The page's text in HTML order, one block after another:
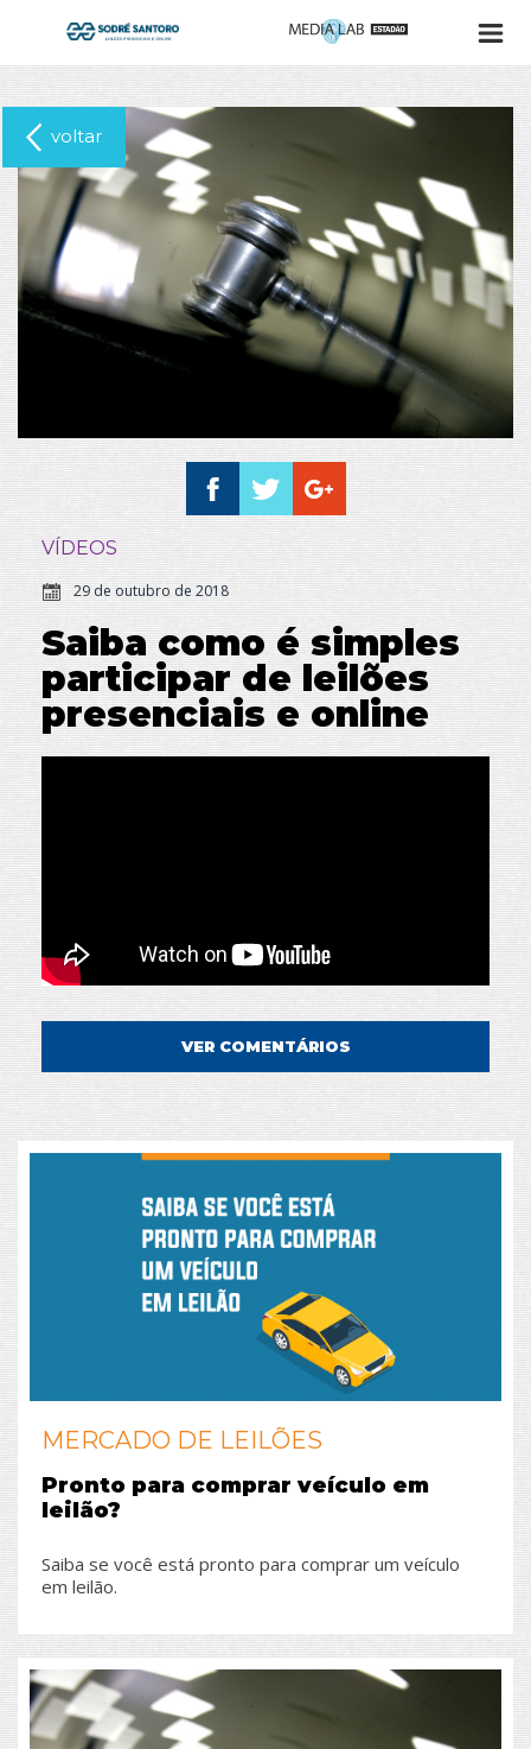
voltar
VÍDEOS
29 de outubro de 2018
Saiba como é simples
participar de leilões
presenciais e online
VER COMENTÁRIOS
MERCADO DE LEILÕES
Pronto para comprar veículo em
leilão?
Saiba se você está pronto para comprar um veículo
em leilão.